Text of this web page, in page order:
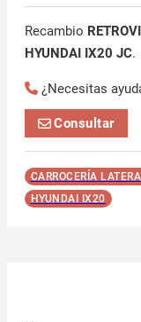
Recambio
HYUNDAI IX20 JC.
¿Necesitas
Consultar
CARROCERÍA
HYUNDAI IX20